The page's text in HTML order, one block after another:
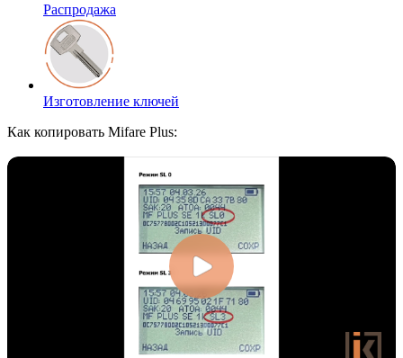
Распродажа
Изготовление ключей
Как копировать Mifare Plus: